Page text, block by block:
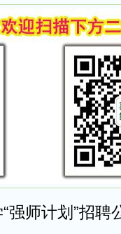
强师计划”招聘